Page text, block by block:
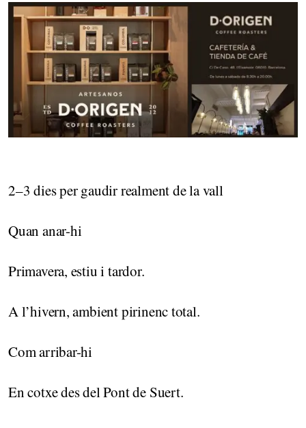
2–3 dies per gaudir realment de la vall
Quan anar-hi
Primavera, estiu i tardor.
A l’hivern, ambient pirinenc total.
Com arribar-hi
En cotxe des del Pont de Suert.